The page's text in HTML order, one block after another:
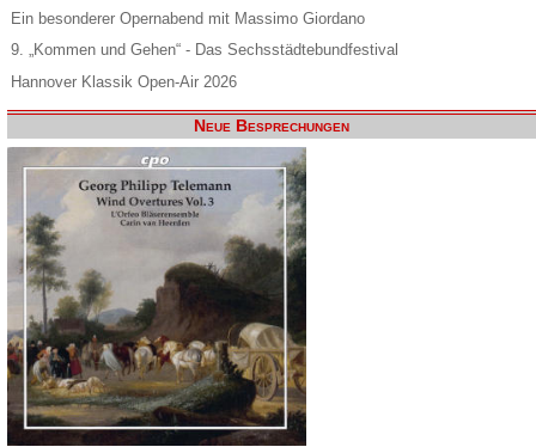
Ein besonderer Opernabend mit Massimo Giordano
9. „Kommen und Gehen“ - Das Sechsstädtebundfestival
Hannover Klassik Open-Air 2026
Neue Besprechungen